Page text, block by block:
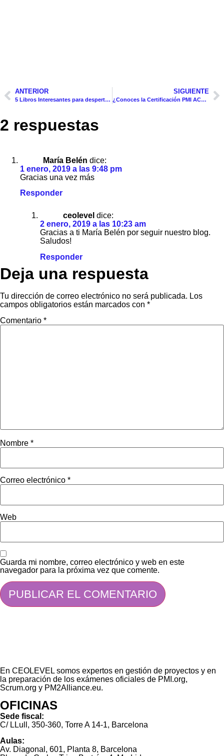
ANTERIOR
5 Libros Interesantes para despertar tu mente en Semana Santa
SIGUIENTE
¿Conoces la Certificación PMI ACP: Agile Certified Practitioner?
2 respuestas
María Belén dice:
1 enero, 2019 a las 9:48 pm
Gracias una vez más
Responder
ceolevel dice:
2 enero, 2019 a las 10:23 am
Gracias a ti María Belén por seguir nuestro blog.
Saludos!
Responder
Deja una respuesta
Tu dirección de correo electrónico no será publicada. Los
campos obligatorios están marcados con *
Comentario *
Nombre *
Correo electrónico *
Web
Guarda mi nombre, correo electrónico y web en este
navegador para la próxima vez que comente.
En CEOLEVEL somos expertos en gestión de proyectos y en
la preparación de los exámenes oficiales de PMI.org,
Scrum.org y PM2Alliance.eu.
OFICINAS
Sede fiscal:
C/ LLull, 350-360, Torre A 14-1, Barcelona
Aulas:
Av. Diagonal, 601, Planta 8, Barcelona